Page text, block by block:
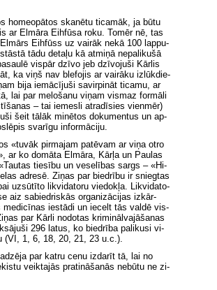
ho­me­opā­tos ska­nē­tu ti­ca­māk, ja bū­tu
ar El­mā­ra Eih­fū­sa ro­ku. To­mēr nē, tas
Eih­fūss uz vai­rāk ne­kā 100 lap­pu­
tā­du de­ta­ļu kā at­mi­ņā ne­pa­li­ku­šā
vis­pār dzī­vo jeb dzī­vo­ju­ši Kār­lis
ka viņš nav ble­fo­jis ar vai­rā­ku iz­lūk­die­
bi­ja ie­mā­cī­ju­ši sa­vir­pi­nāt ti­ca­mu, ar
lai par me­lo­ša­nu vi­ņam vis­maz for­mā­li
– tai ie­mes­li at­ra­dī­sies vien­mēr)
šeit tā­lāk mi­nē­tos do­ku­men­tus un ap­
sva­rī­gu in­for­mā­ci­ju.
«tu­vāk pir­ma­jam pa­tē­vam ar vi­ņa ot­ro
ar ko do­mā­ta El­mā­ra, Kār­ļa un Pa­ulas
tie­sī­bu un ve­se­lī­bas sargs – «Hi­
ad­re­sē. Zi­ņas par bied­rī­bu ir snieg­tas
uz­sū­tī­to lik­vi­da­to­ru vie­dok­ļa. Lik­vi­da­to­
aiz sa­bied­ris­kās or­ga­ni­zā­ci­jas iz­kār­
me­di­cī­nas ie­stā­di un ie­celt tās val­dē vis­
par Kār­li no­do­tas kri­mi­nāl­va­jā­ša­nas
296 la­tus, ko bied­rī­ba pa­li­ku­si vi­
(VI, 1, 6, 18, 20, 21, 23 u.c.).
par kat­ru ce­nu iz­da­rīt tā, lai no
veik­ta­jās pra­ti­nā­ša­nās ne­bū­tu ne zi­